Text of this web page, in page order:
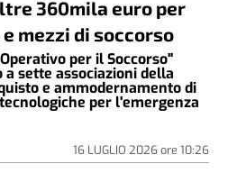
360mila euro per
mezzi di soccorso
per il Soccorso"
sette associazioni della
e ammodernamento di
per l'emergenza
16 LUGLIO 2026ore 10:26